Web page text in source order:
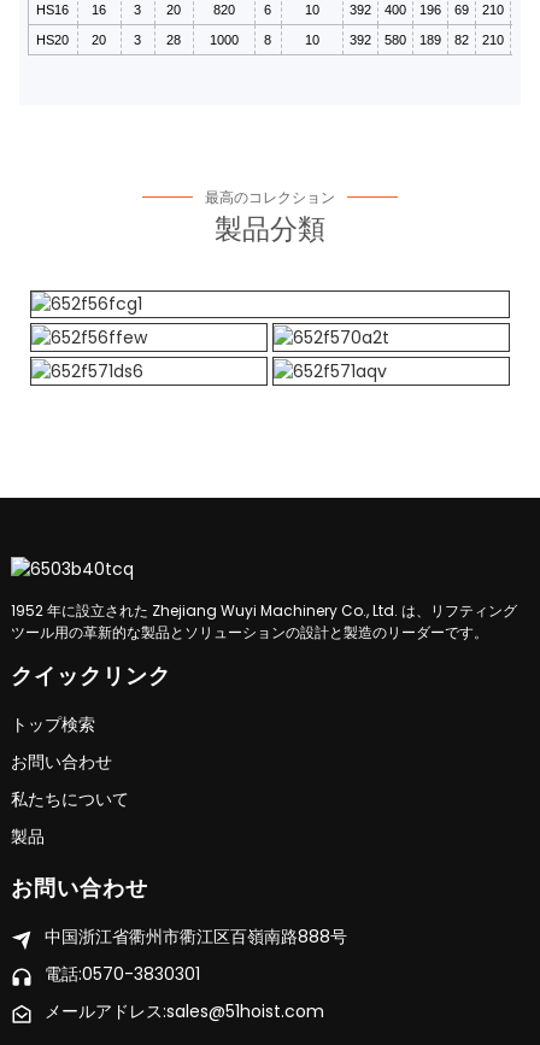
HS16 16 3 20 820 6 10 392 400 196 69 210
HS20 20 3 28 1000 8 10 392 580 189 82 210
最高のコレクション
製品分類
1952 年に設立された Zhejiang Wuyi Machinery Co., Ltd. は、リフティング
ツール用の革新的な製品とソリューションの設計と製造のリーダーです。
クイックリンク
トップ検索
お問い合わせ
私たちについて
製品
お問い合わせ
中国浙江省衢州市衢江区百嶺南路888号
電話:0570-3830301
メールアドレス:sales@51hoist.com